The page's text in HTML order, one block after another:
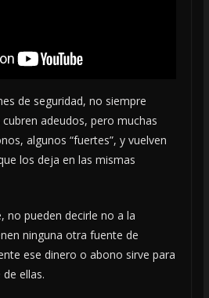
de seguridad, no siempre
adeudos, pero muchas
algunos “fuertes”, y vuelven
los deja en las mismas
no pueden decirle no a la
ninguna otra fuente de
ese dinero o abono sirve para
ellas.